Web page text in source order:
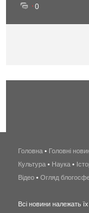
0
Головна • Головні
Культура • Наука •
Відео • Огляд
Всі новини належать